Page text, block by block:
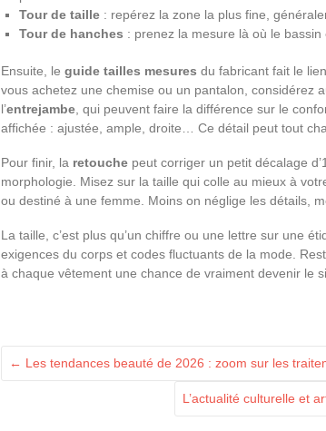
Tour de taille : repérez la zone la plus fine,
Tour de hanches : prenez la mesure là où le bassin
Ensuite, le guide tailles mesures du fabricant fait le
vous achetez une chemise ou un pantalon, considérez
l’entrejambe , qui peuvent faire la différence sur le
affichée : ajustée, ample, droite… Ce détail peut tout
Pour finir, la retouche peut corriger un petit décalage
morphologie. Misez sur la taille qui colle au mieux à
ou destiné à une femme. Moins on néglige les détails,
La taille, c’est plus qu’un chiffre ou une lettre sur une
exigences du corps et codes fluctuants de la mode.
à chaque vêtement une chance de vraiment devenir le
← Les tendances beauté de 2026 : zoom sur les
L’actualité culturelle et